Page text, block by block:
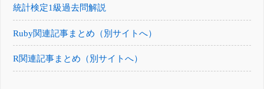
統計検定1級過去問解説
Ruby関連記事まとめ（別サイトへ）
R関連記事まとめ（別サイトへ）